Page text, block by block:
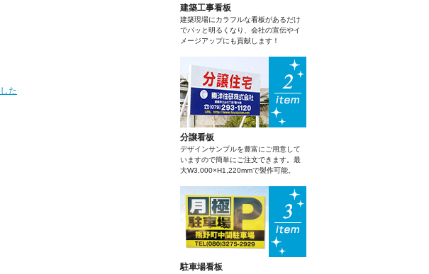
た
建築工事看板
建築現場にカラフルな看板があるだけ
でパッと明るくなり、会社の宣伝やイ
メージアップにも貢献します！
分譲看板
デザインサンプルを豊富にご用意して
いますので簡単にご注文できます。最
大W3,000×H1,220mmで製作可能。
駐車場看板